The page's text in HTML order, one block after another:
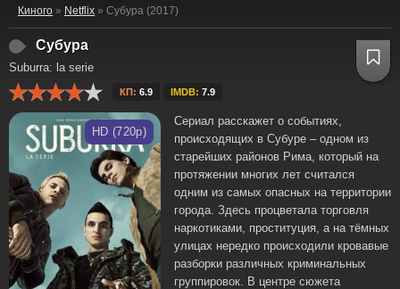
Киного » Netflix » Субура (2017)
Субура
Suburra: la serie
КП: 6.9 IMDB: 7.9
HD (720p)
Сериал расскажет о событиях,
происходящих в Субуре – одном из
старейших районов Рима, который на
протяжении многих лет считался
одним из самых опасных на территории
города. Здесь процветала торговля
наркотиками, проституция, а на тёмных
улицах нередко происходили кровавые
разборки различных криминальных
группировок. В центре сюжета